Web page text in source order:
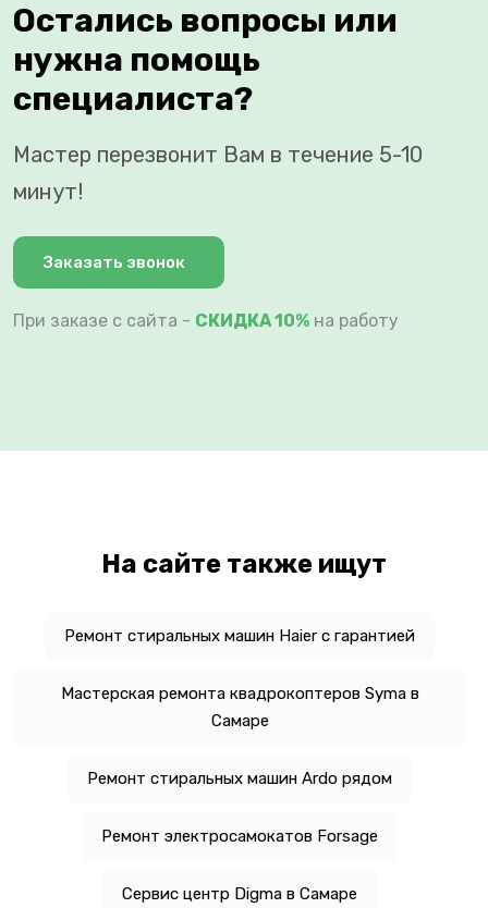
Остались вопросы или
нужна помощь
специалиста?
Мастер перезвонит Вам в течение 5-10
минут!
Заказать звонок
При заказе с сайта - СКИДКА 10% на работу
На сайте также ищут
Ремонт стиральных машин Haier с гарантией
Мастерская ремонта квадрокоптеров Syma в
Самаре
Ремонт стиральных машин Ardo рядом
Ремонт электросамокатов Forsage
Сервис центр Digma в Самаре